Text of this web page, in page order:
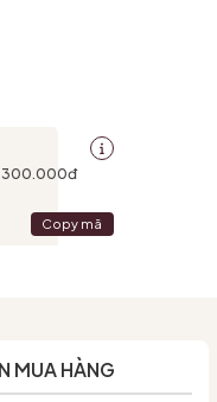
300.000đ
Copy mã
MUA HÀNG